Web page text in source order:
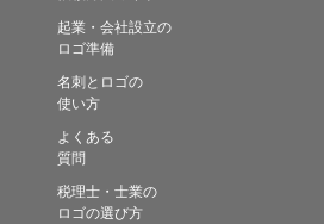
起業・会社設立の
ロゴ準備
名刺とロゴの
使い方
よくある
質問
税理士・士業の
ロゴの選び方